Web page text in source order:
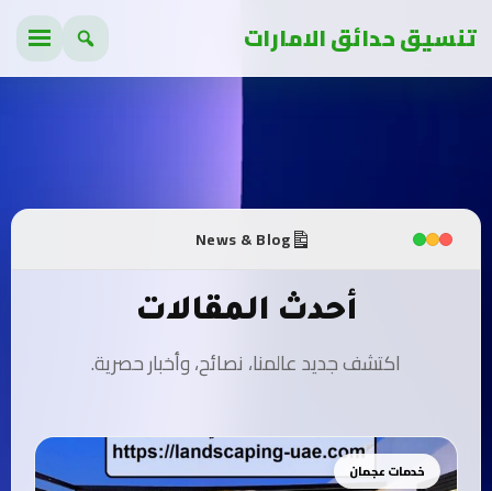
تنسيق حدائق الامارات
News & Blog
أحدث المقالات
اكتشف جديد عالمنا، نصائح، وأخبار حصرية.
خدمات عجمان